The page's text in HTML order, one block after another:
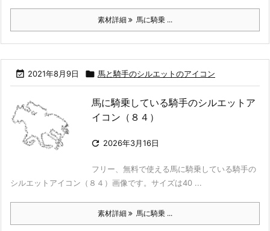
素材詳細 馬に騎乗 ...
 2021年8月9日  馬と騎手のシルエットのアイコン
馬に騎乗している騎手のシルエットア
イコン（８４）
 2026年3月16日
フリー、無料で使える馬に騎乗している騎手の
シルエットアイコン（８４）画像です。サイズは40 ...
素材詳細 馬に騎乗 ...